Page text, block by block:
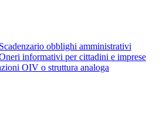
Scadenzario obblighi amministrativi
informativi per cittadini e imprese
OIV o struttura analoga